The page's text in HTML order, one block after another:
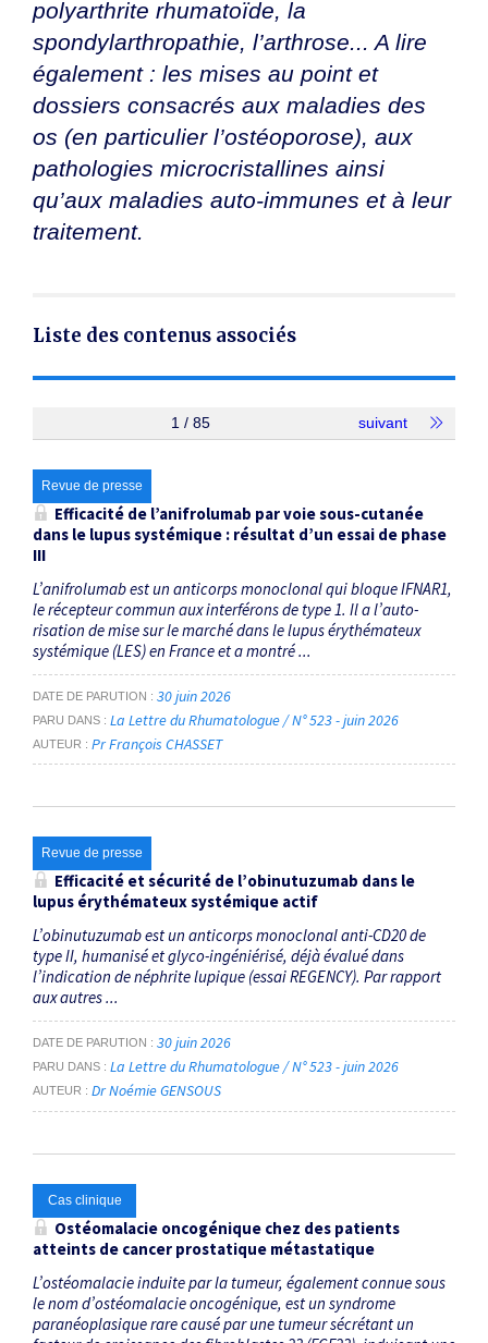
Dates
Du
RECHERCHER
polyarthrite rhumatoïde, la
spondylarthropathie, l’arthrose... A lire
également : les mises au point et
dossiers consacrés aux maladies des
os (en particulier l’ostéoporose), aux
pathologies microcristallines ainsi
qu’aux maladies auto-immunes et à leur
traitement.
Liste des contenus associés
1 / 85 suivant
Revue de presse
Efficacité de l’anifrolumab par voie sous-cutanée
dans le lupus systémique : résultat d’un essai de phase
III
L’anifrolumab est un anti­corps monoclonal qui bloque IFNAR1,
le récepteur commun aux interférons de type 1. Il a l’auto­
risation de mise sur le marché dans le lupus érythémateux
systémique (LES) en France et a montré ...
DATE DE PARUTION 30 juin 2026
PARU DANS La Lettre du Rhumatologue / N° 523 - juin 2026
AUTEUR Pr François CHASSET
Revue de presse
Efficacité et sécurité de l’obinutuzumab dans le
lupus érythémateux systémique actif
L’obinutuzumab est un anti­corps monoclonal anti­-CD20 de
type II, humanisé et glyco-­ingéniérisé, déjà évalué dans
l’indication de néphrite lupique (essai REGENCY). Par rapport
aux autres ...
DATE DE PARUTION 30 juin 2026
PARU DANS La Lettre du Rhumatologue / N° 523 - juin 2026
AUTEUR Dr Noémie GENSOUS
Cas clinique
Ostéomalacie oncogénique chez des patients
atteints de cancer prostatique métastatique
L’ostéomalacie induite par la tumeur, également connue sous
le nom d’ostéomalacie oncogénique, est un syndrome
paranéoplasique rare causé par une tumeur sécrétant un